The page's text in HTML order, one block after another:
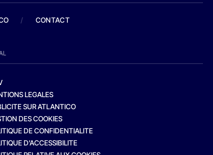
/ CONTACT
LEGALES
SUR ATLANTICO
DES COOKIES
DE CONFIDENTIALITE
D’ACCESSIBILITE